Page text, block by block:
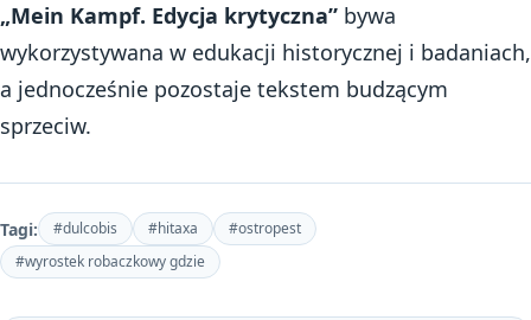
„Mein Kampf. Edycja krytyczna” bywa
wykorzystywana w edukacji historycznej i badaniach,
a jednocześnie pozostaje tekstem budzącym
sprzeciw.
Tagi: #dulcobis #hitaxa
#ostropest
#wyrostek robaczkowy gdzie